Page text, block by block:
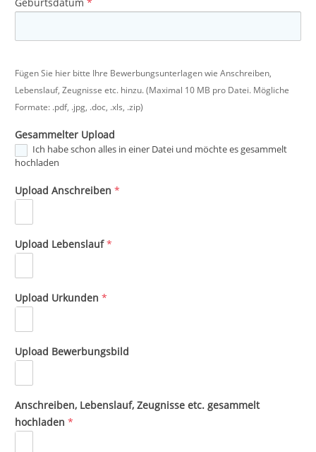
Geburtsdatum *
Fügen Sie hier bitte Ihre Bewerbungsunterlagen wie Anschreiben,
Lebenslauf, Zeugnisse etc. hinzu. (Maximal 10 MB pro Datei. Mögliche
Formate: .pdf, .jpg, .doc, .xls, .zip)
Gesammelter Upload
Ich habe schon alles in einer Datei und möchte es gesammelt
hochladen
Upload Anschreiben *
Upload Lebenslauf*
Upload Urkunden *
Upload Bewerbungsbild
Anschreiben, Lebenslauf, Zeugnisse etc. gesammelt
hochladen *